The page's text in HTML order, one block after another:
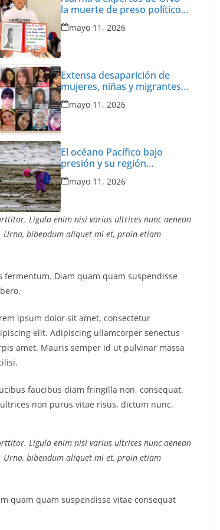
la muerte de preso político
en Venezuela
mayo 11, 2026
Extensa desaparición de
mujeres, niñas y migrantes
en México
mayo 11, 2026
El océano Pacífico bajo
presión y su región
finalmente respaldada con
pruebas
mayo 11, 2026
Ligula enim nisi varius ultrices nunc aenean
Urna, bibendum aliquet mi et, proin etiam
fermentum. Diam quam quam suspendisse
ipsum dolor sit amet, consectetur
elit. Adipiscing ullamcorper senectus
amet. Mauris semper id ut pulvinar massa
faucibus diam fringilla non, consequat.
non purus vitae risus, dictum nunc.
Ligula enim nisi varius ultrices nunc aenean
Urna, bibendum aliquet mi et, proin etiam
quam quam suspendisse vitae consequat